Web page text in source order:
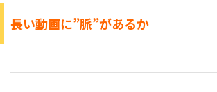
長い動画に”脈”があるか